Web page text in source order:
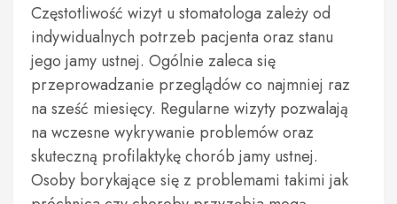
Częstotliwość wizyt u stomatologa zależy od
indywidualnych potrzeb pacjenta oraz stanu
jego jamy ustnej. Ogólnie zaleca się
przeprowadzanie przeglądów co najmniej raz
na sześć miesięcy. Regularne wizyty pozwalają
na wczesne wykrywanie problemów oraz
skuteczną profilaktykę chorób jamy ustnej.
Osoby borykające się z problemami takimi jak